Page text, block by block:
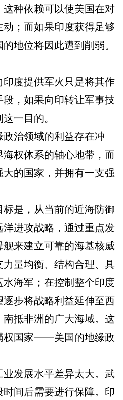
种依赖可以使美国在对
；而如果印度获得足够
地位将因此遭到削弱。
度提供军火只是将其作
，如果向印转让军事技
一目的。
治领域的利益存在冲
权体系的轴心地带，而
的国家，并拥有一支强
是，从当前的近海防御
进攻战略，通过重点发
来建立可靠的海基核威
量均衡、结构合理、具
海军；在控制整个印度
步将战略利益延伸至西
抵非洲的广大海域。这
权国家——美国的地缘政
发展水平差异太大。武
间后需要进行保障。印